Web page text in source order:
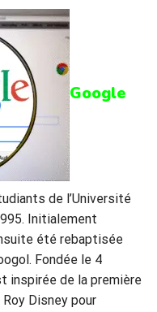
Google
de l’Université
Initialement
été rebaptisée
Fondée le 4
inspirée de la première
Disney pour